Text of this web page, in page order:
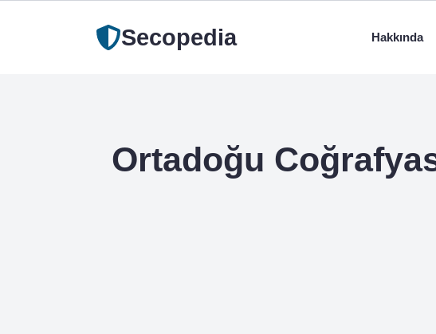
Secopedia Hakkında
Ortadoğu